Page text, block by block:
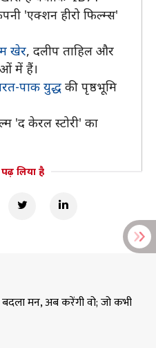
'एक्शन हीरो फिल्म्स'
खेर, दलीप ताहिल और
में हैं।
पाक युद्ध की पृष्ठभूमि
'द केरल स्टोरी' का
लिया है
मन, अब करेंगी वो; जो कभी